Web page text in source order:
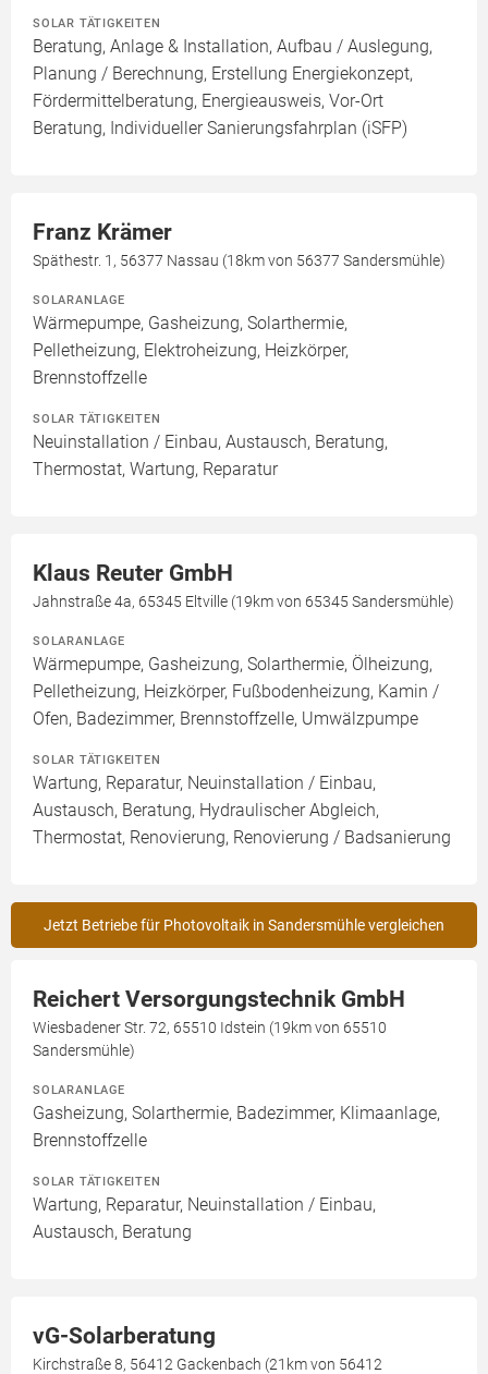
SOLAR TÄTIGKEITEN
Beratung, Anlage & Installation, Aufbau / Auslegung,
Planung / Berechnung, Erstellung Energiekonzept,
Fördermittelberatung, Energieausweis, Vor-Ort
Beratung, Individueller Sanierungsfahrplan (iSFP)
Franz Krämer
Späthestr. 1, 56377 Nassau (18km von 56377 Sandersmühle)
SOLARANLAGE
Wärmepumpe, Gasheizung, Solarthermie,
Pelletheizung, Elektroheizung, Heizkörper,
Brennstoffzelle
SOLAR TÄTIGKEITEN
Neuinstallation / Einbau, Austausch, Beratung,
Thermostat, Wartung, Reparatur
Klaus Reuter GmbH
Jahnstraße 4a, 65345 Eltville (19km von 65345 Sandersmühle)
SOLARANLAGE
Wärmepumpe, Gasheizung, Solarthermie, Ölheizung,
Pelletheizung, Heizkörper, Fußbodenheizung, Kamin /
Ofen, Badezimmer, Brennstoffzelle, Umwälzpumpe
SOLAR TÄTIGKEITEN
Wartung, Reparatur, Neuinstallation / Einbau,
Austausch, Beratung, Hydraulischer Abgleich,
Thermostat, Renovierung, Renovierung / Badsanierung
Jetzt Betriebe für Photovoltaik in Sandersmühle vergleichen
Reichert Versorgungstechnik GmbH
Wiesbadener Str. 72, 65510 Idstein (19km von 65510
Sandersmühle)
SOLARANLAGE
Gasheizung, Solarthermie, Badezimmer, Klimaanlage,
Brennstoffzelle
SOLAR TÄTIGKEITEN
Wartung, Reparatur, Neuinstallation / Einbau,
Austausch, Beratung
vG-Solarberatung
Kirchstraße 8, 56412 Gackenbach (21km von 56412